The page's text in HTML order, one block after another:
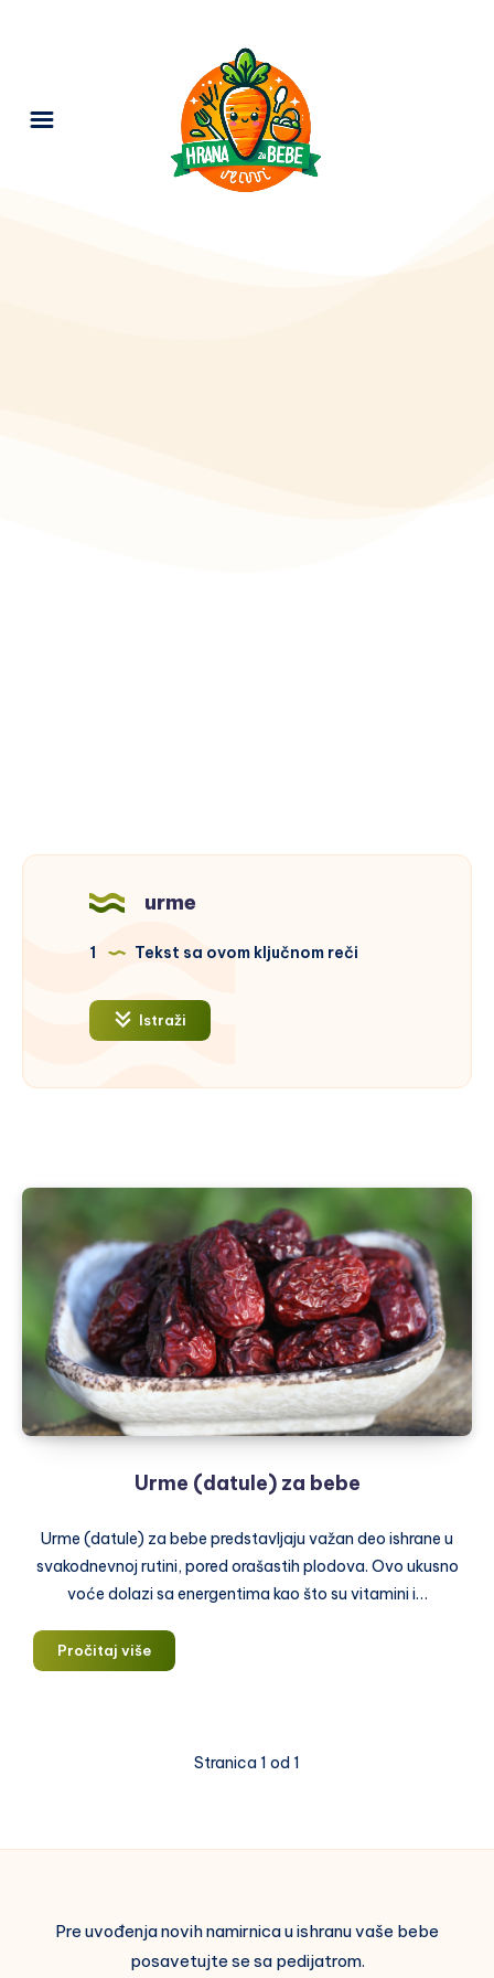
urme
1 Tekst sa ovom ključnom reči
Istraži
Urme (datule) za bebe
Urme (datule) za bebe predstavljaju važan deo ishrane u
svakodnevnoj rutini, pored orašastih plodova. Ovo ukusno
voće dolazi sa energentima kao što su vitamini i…
Pročitaj višeUrme
(datule)
Stranica 1 od 1
Pre uvođenja novih namirnica u ishranu vaše bebe
posavetujte se sa pedijatrom.